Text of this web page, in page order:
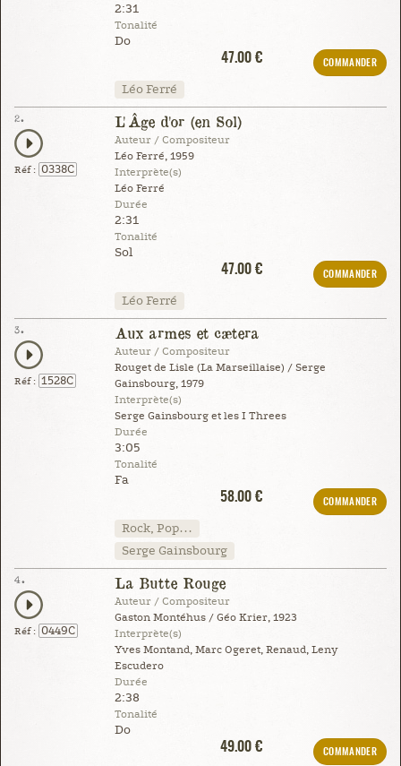
2:31
Tonalité
Do
47.00 €
COMMANDER
Léo Ferré
2.
Réf : 0338C
L'Âge d'or (en Sol)
Auteur / Compositeur
Léo Ferré, 1959
Interprète(s)
Léo Ferré
Durée
2:31
Tonalité
Sol
47.00 €
COMMANDER
Léo Ferré
3.
Réf : 1528C
Aux armes et cætera
Auteur / Compositeur
Rouget de Lisle (La Marseillaise) / Serge
Gainsbourg, 1979
Interprète(s)
Serge Gainsbourg et les I Threes
Durée
3:05
Tonalité
Fa
58.00 €
COMMANDER
Rock, Pop…
Serge Gainsbourg
4.
Réf : 0449C
La Butte Rouge
Auteur / Compositeur
Gaston Montéhus / Géo Krier, 1923
Interprète(s)
Yves Montand, Marc Ogeret, Renaud, Leny
Escudero
Durée
2:38
Tonalité
Do
49.00 €
COMMANDER